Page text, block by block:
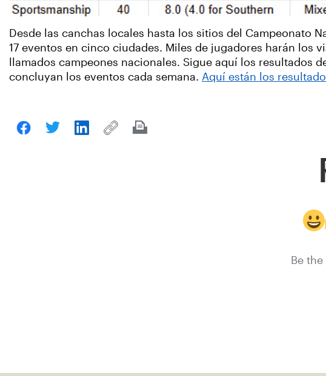
Desde las canchas locales hasta los sitios del Campeonato
17 eventos en cinco ciudades. Miles de jugadores harán los
llamados campeones nacionales. Sigue aquí los resultados
concluyan los eventos cada semana. Aquí están los
Be